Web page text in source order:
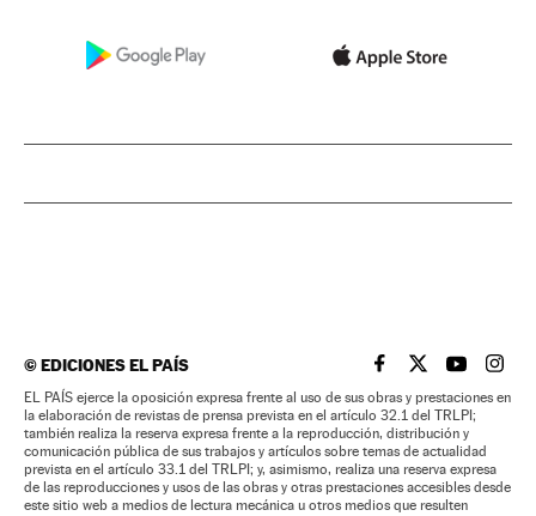
©EDICIONES EL PAÍS EL PAÍS BRASIL EN
EL PAÍSEL PAÍS
EL
EL PAÍS ejerce la oposición expresa frente al uso de sus obras y prestaciones en
la elaboración de revistas de prensa prevista en el artículo 32.1 del TRLPI;
también realiza la reserva expresa frente a la reproducción, distribución y
comunicación pública de sus trabajos y artículos sobre temas de actualidad
prevista en el artículo 33.1 del TRLPI; y, asimismo, realiza una reserva expresa
de las reproducciones y usos de las obras y otras prestaciones accesibles desde
este sitio web a medios de lectura mecánica u otros medios que resulten